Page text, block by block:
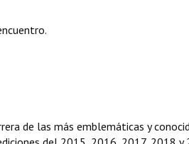
de las más emblemáticas y